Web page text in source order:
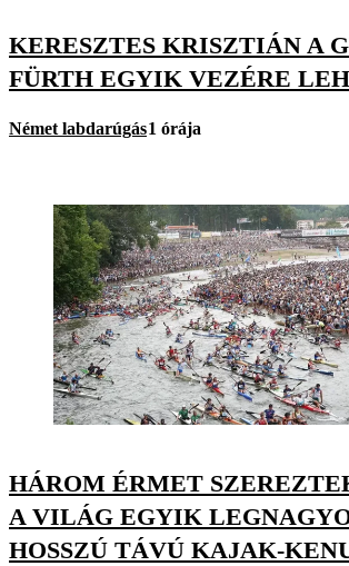
KERESZTES KRISZTIÁN A
FÜRTH EGYIK VEZÉRE
Német labdarúgás1 órája
HÁROM ÉRMET
A VILÁG EGYIK
HOSSZÚ TÁVÚ KAJAK-